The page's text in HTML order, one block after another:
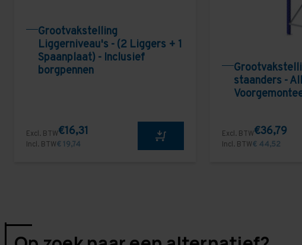
Grootvakstelling
Liggerniveau's - (2 Liggers + 1
Spaanplaat) - Inclusief
borgpennen
Excl. BTW€16,31
Incl. BTW€ 19,74
staanders -
Excl. BTW€36,79
Incl. BTW€ 44,52